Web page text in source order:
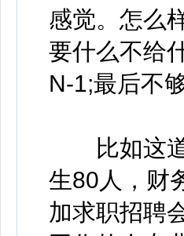
感觉。怎么
要什么不给
N-1;最后不
比如这道
生80人，财
加求职招聘